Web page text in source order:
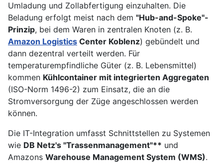
Umladung und Zollabfertigung einzuhalten. Die
Beladung erfolgt meist nach dem "Hub-and-Spoke"-
Prinzip, bei dem Waren in zentralen Knoten (z. B.
Amazon Logistics Center Koblenz) gebündelt und
dann dezentral verteilt werden. Für
temperaturempfindliche Güter (z. B. Lebensmittel)
kommen Kühlcontainer mit integrierten Aggregaten
(ISO-Norm 1496-2) zum Einsatz, die an die
Stromversorgung der Züge angeschlossen werden
können.
Die IT-Integration umfasst Schnittstellen zu Systemen
wie DB Netz's "Trassenmanagement"** und
Amazons Warehouse Management System (WMS).